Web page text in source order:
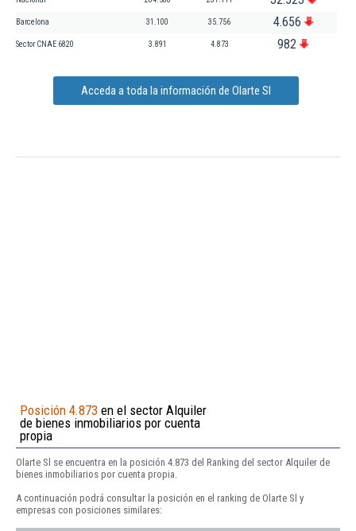
Barcelona 31.100 35.756 4.656
Sector CNAE 6820 3.891 4.873 982
Acceda a toda la información de Olarte Sl
Posición 4.873 en el sector Alquiler
de bienes inmobiliarios por cuenta
propia
Olarte Sl se encuentra en la posición 4.873 del Ranking del sector Alquiler de
bienes inmobiliarios por cuenta propia.
A continuación podrá consultar la posición en el ranking de Olarte Sl y
empresas con posiciones similares: